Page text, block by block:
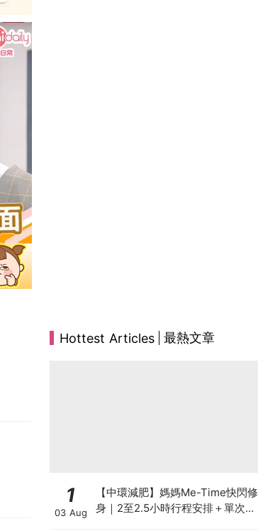
Hottest Articles 最熱文章
1
03 Aug
【中環減肥】媽媽Me-Time快閃修
身｜2至2.5小時行程安排＋單次收